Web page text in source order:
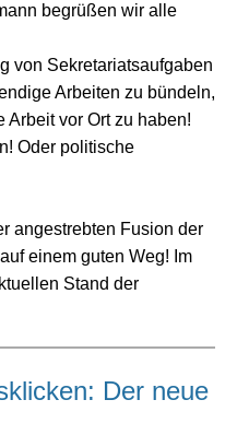
begrüßen wir alle
von Sekretariatsaufgaben
Arbeiten zu bündeln,
Arbeit vor Ort zu haben!
Oder politische
angestrebten Fusion der
einem guten Weg! Im
Stand der
Der neue